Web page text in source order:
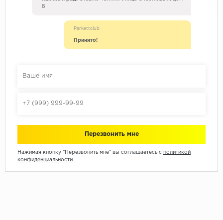
8
Parkettclub
Принято!
Нажимая кнопку "Перезвонить мне" вы соглашаетесь с политикой
конфиденциальности